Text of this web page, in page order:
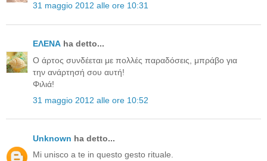
31 maggio 2012 alle ore 10:31
ΕΛΕΝΑ ha detto...
Ο άρτος συνδέεται με πολλές παραδόσεις, μπράβο για
την ανάρτησή σου αυτή!
Φιλιά!
31 maggio 2012 alle ore 10:52
Unknown ha detto...
Mi unisco a te in questo gesto rituale.